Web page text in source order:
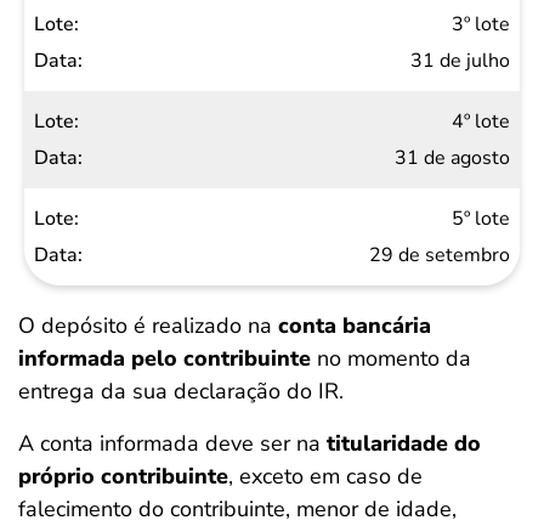
3º lote
31 de julho
4º lote
31 de agosto
5º lote
29 de setembro
O depósito é realizado na conta bancária
informada pelo contribuinte no momento da
entrega da sua declaração do IR.
A conta informada deve ser na titularidade do
próprio contribuinte, exceto em caso de
falecimento do contribuinte, menor de idade,